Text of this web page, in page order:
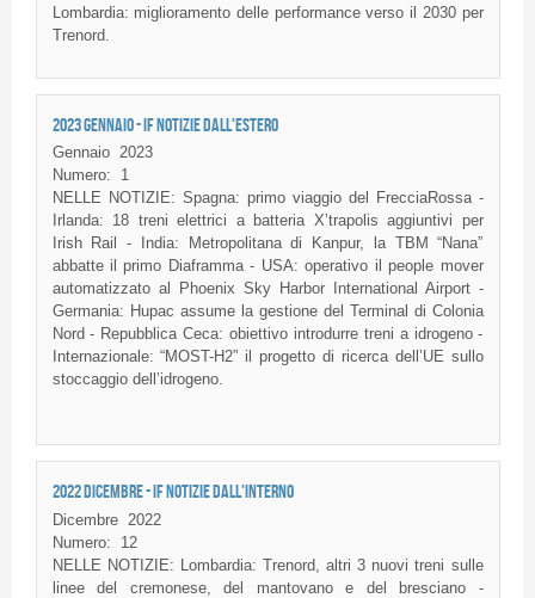
Lombardia: miglioramento delle performance verso il 2030 per
Trenord.
2023 GENNAIO - IF NOTIZIE DALL'ESTERO
Gennaio 2023
Numero:
1
NELLE NOTIZIE: Spagna: primo viaggio del FrecciaRossa -
Irlanda: 18 treni elettrici a batteria X’trapolis aggiuntivi per
Irish Rail - India: Metropolitana di Kanpur, la TBM “Nana”
abbatte il primo Diaframma - USA: operativo il people mover
automatizzato al Phoenix Sky Harbor International Airport -
Germania: Hupac assume la gestione del Terminal di Colonia
Nord - Repubblica Ceca: obiettivo introdurre treni a idrogeno -
Internazionale: “MOST-H2” il progetto di ricerca dell’UE sullo
stoccaggio dell’idrogeno.
2022 DICEMBRE - IF NOTIZIE DALL'INTERNO
Dicembre
2022
Numero:
12
NELLE NOTIZIE: Lombardia: Trenord, altri 3 nuovi treni sulle
linee del cremonese, del mantovano e del bresciano -